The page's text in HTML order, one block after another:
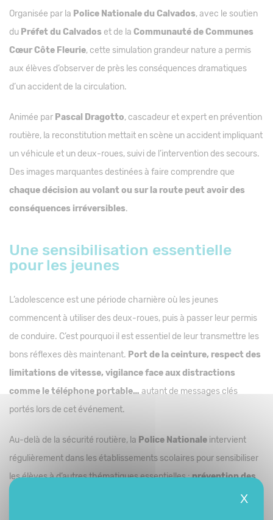
Organisée par la Police Nationale du Calvados, avec le soutien
du Préfet du Calvados et de la Communauté de Communes
Cœur Côte Fleurie, cette simulation grandeur nature a permis
aux élèves d’observer de près les conséquences dramatiques
d’un accident de la circulation.
Animée par Pascal Dragotto, cascadeur et expert en prévention
routière, la reconstitution mettait en scène un accident impliquant
un véhicule et un deux-roues, suivi de l’intervention des secours.
Des images marquantes destinées à faire comprendre que
chaque décision au volant ou sur la route peut avoir des
conséquences irréversibles.
Une sensibilisation essentielle
pour les jeunes
L’adolescence est une période charnière où les jeunes
commencent à utiliser des deux-roues, puis à passer leur permis
de conduire. C’est pourquoi il est essentiel de leur transmettre les
bons réflexes dès maintenant. Port de la ceinture, respect des
limitations de vitesse, vigilance face aux distractions
comme le téléphone portable… autant de messages clés
portés lors de cet événement.
Au-delà de la sécurité routière, la Police Nationale intervient
régulièrement dans les établissements scolaires pour sensibiliser
les élèves à d’autres thématiques essentielles :prévention des
Autant
X